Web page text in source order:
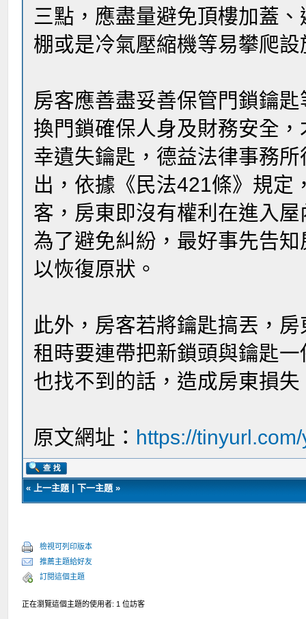
三點，應盡量避免頂樓加蓋
棚或是冷氣壓縮機等易攀爬設
房客應善盡妥善保管門鎖鑰
換門鎖確保人身及財務安全
幸遺失鑰匙，德益法律事務
出，依據《民法421條》規定
客，房東即沒有權利在進入
為了避免糾紛，最好事先告
以恢復原狀。
此外，房客若將鑰匙搞丟，
租時要連帶把新鎖頭與鑰匙
也找不到的話，造成房東損
原文網址： https://
«上一主題 |下一主題 »
檢視可列印版本
推薦主題給好友
訂閱這個主題
正在瀏覽這個主題的使用者: 1 位訪客